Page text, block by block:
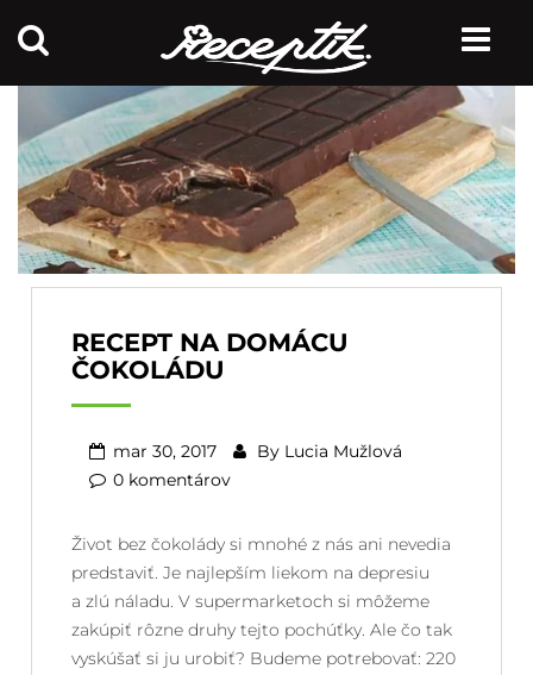
RECEPT NA DOMÁCU
ČOKOLÁDU
mar 30, 2017 By Lucia Mužlová
0 komentárov
Život bez čokolády si mnohé z nás ani nevedia
predstaviť. Je najlepším liekom na depresiu
a zlú náladu. V supermarketoch si môžeme
zakúpiť rôzne druhy tejto pochúťky. Ale čo tak
vyskúšať si ju urobiť? Budeme potrebovať: 220